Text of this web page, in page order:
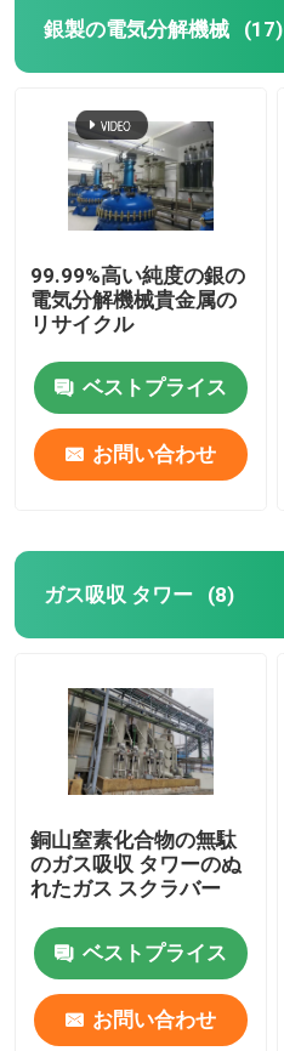
銀製の電気分解機械 (17)
99.99%高い純度の銀の
電気分解機械貴金属の
リサイクル
ベストプライス
お問い合わせ
ガス吸収 タワー (8)
銅山窒素化合物の無駄
のガス吸収 タワーのぬ
れたガス スクラバー
ベストプライス
お問い合わせ